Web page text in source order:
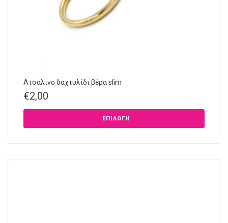
Ατσάλινο δαχτυλίδι βέρα slim
€2,00
ΕΠΙΛΟΓΉ